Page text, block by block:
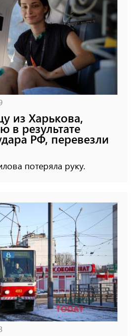
из Харькова,
в результате
РФ, перевезли
потеряла руку.